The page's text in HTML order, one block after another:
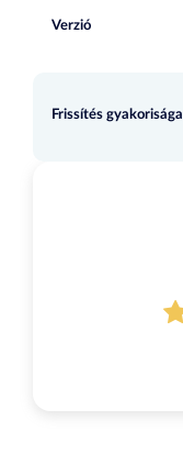
Verzió
Frissítés gyakorisága